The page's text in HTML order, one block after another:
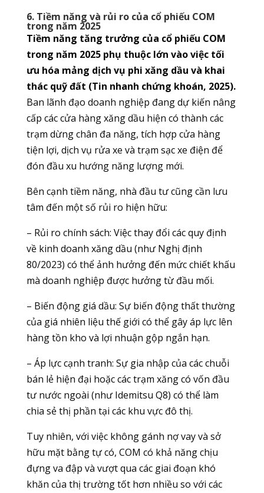
6. Tiềm năng và rủi ro của cổ phiếu COM
trong năm 2025
Tiềm năng tăng trưởng của cổ phiếu COM
trong năm 2025 phụ thuộc lớn vào việc tối
ưu hóa mảng dịch vụ phi xăng dầu và khai
thác quỹ đất (Tin nhanh chứng khoán, 2025).
Ban lãnh đạo doanh nghiệp đang dự kiến nâng
cấp các cửa hàng xăng dầu hiện có thành các
trạm dừng chân đa năng, tích hợp cửa hàng
tiện lợi, dịch vụ rửa xe và trạm sạc xe điện để
đón đầu xu hướng năng lượng mới.
Bên cạnh tiềm năng, nhà đầu tư cũng cần lưu
tâm đến một số rủi ro hiện hữu:
– Rủi ro chính sách: Việc thay đổi các quy định
về kinh doanh xăng dầu (như Nghị định
80/2023) có thể ảnh hưởng đến mức chiết khấu
mà doanh nghiệp được hưởng từ đầu mối.
– Biến động giá dầu: Sự biến động thất thường
của giá nhiên liệu thế giới có thể gây áp lực lên
hàng tồn kho và lợi nhuận gộp ngắn hạn.
– Áp lực cạnh tranh: Sự gia nhập của các chuỗi
bán lẻ hiện đại hoặc các trạm xăng có vốn đầu
tư nước ngoài (như Idemitsu Q8) có thể làm
chia sẻ thị phần tại các khu vực đô thị.
Tuy nhiên, với việc không gánh nợ vay và sở
hữu mặt bằng tự có, COM có khả năng chịu
đựng va đập và vượt qua các giai đoạn khó
khăn của thị trường tốt hơn nhiều so với các